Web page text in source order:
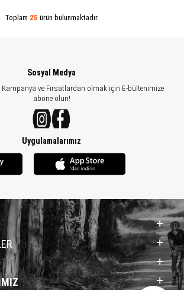
Toplam 25 ürün bulunmaktadır.
Sosyal Medya
Kampanya ve Fırsatlardan olmak için E-bültenimize
abone olun!
Uygulamalarımız